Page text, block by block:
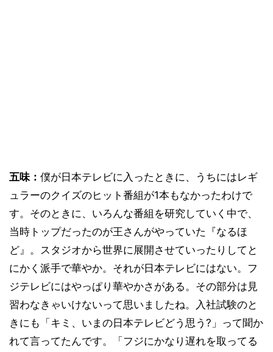
五味： 僕が日本テレビに入ったときに、うちにはレギ
ュラーのクイズのヒット番組が1本もなかったわけで
す。そのときに、いろんな番組を研究していく中で、
当時トップだったのが王さんがやっていた『なるほ
ど』。スタジオから世界に展開させていったりしてと
にかく派手で華やか。それが日本テレビにはない。フ
ジテレビにはやっぱり華やかさがある。その部分は見
習わなきゃいけないって思いましたね。入社試験のと
きにも「キミ、いまの日本テレビどう思う?」って聞か
れて言ってたんです。「フジにかなり遅れを取ってる